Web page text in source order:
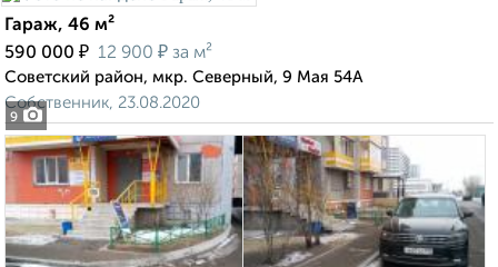
9
Гараж, 46 м²
590 000 ₽ 12 900 ₽ за м²
Советский район, мкр. Северный, 9 Мая 54А
Собственник, 23.08.2020